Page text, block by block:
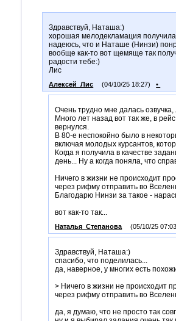
Здравствуй, Наташа:)
хорошая мелодекламация
надеюсь, что и Наташе (Нинзи)
вообще как-то вот щемяще так
радости тебе:)
Лис
Алексей_Лис (04/10/25 18:27) •
Очень трудно мне далась
Много лет назад вот так же, в
вернулся.
В 80-е неспокойно было в
включая молодых курсантов,
Когда я получила в качестве
день... Ну а когда поняла, что
Ничего в жизни не происходит
через рифму отправить во
Благодарю Нинзи за такое -
вот как-то так...
Наталья_Степанова (05/10/25
Здравствуй, Наташа:)
спасибо, что поделилась...
да, наверное, у многих есть
> Ничего в жизни не происходит
через рифму отправить во
да, я думаю, что не просто так